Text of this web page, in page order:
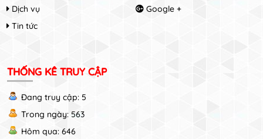
Dịch vụ
Tin tức
Google +
THỐNG KÊ TRUY CẬP
Đang truy cập: 5
Trong ngày: 563
Hôm qua: 646